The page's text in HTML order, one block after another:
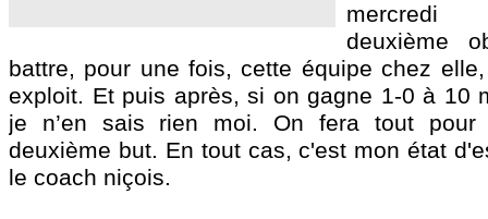
deuxième
battre, pour une fois, cette équipe chez
exploit. Et puis après, si on gagne 1-0 à 10
je n’en sais rien moi. On fera tout pour
deuxième but. En tout cas, c'est mon état
le coach niçois.